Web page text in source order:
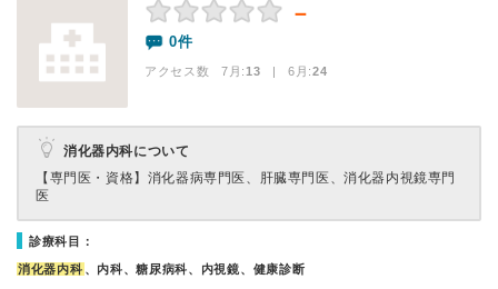
－
0件
アクセス数 7月:13 | 6月:24
消化器内科について
【専門医・資格】 消化器病専門医、肝臓専門医、消化器内視鏡専門
医
診療科目：
消化器内科 、内科、糖尿病科、内視鏡、健康診断